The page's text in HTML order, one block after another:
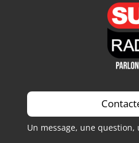
Un message, une